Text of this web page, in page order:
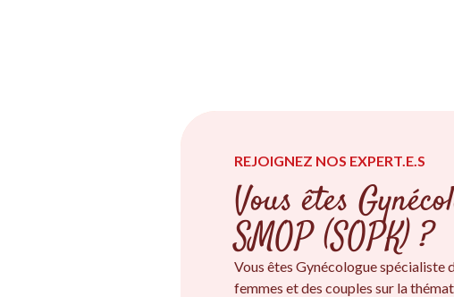
REJOIGNEZ NOS EXPERT.E.S
Vous êtes
SMOP (SOPK) ?
Vous êtes Gynécologue spécialiste
femmes et des couples sur la